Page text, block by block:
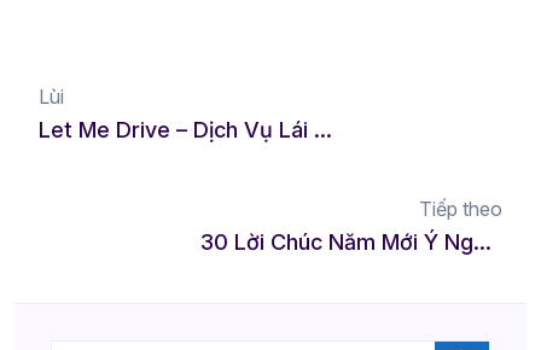
Lùi
Let Me Drive – Dịch Vụ Lái Xe Hộ Hàng Đầu Tại TP.HCM
Tiếp theo
30 Lời Chúc Năm Mới Ý Nghĩa Dành Cho Thầy Cô